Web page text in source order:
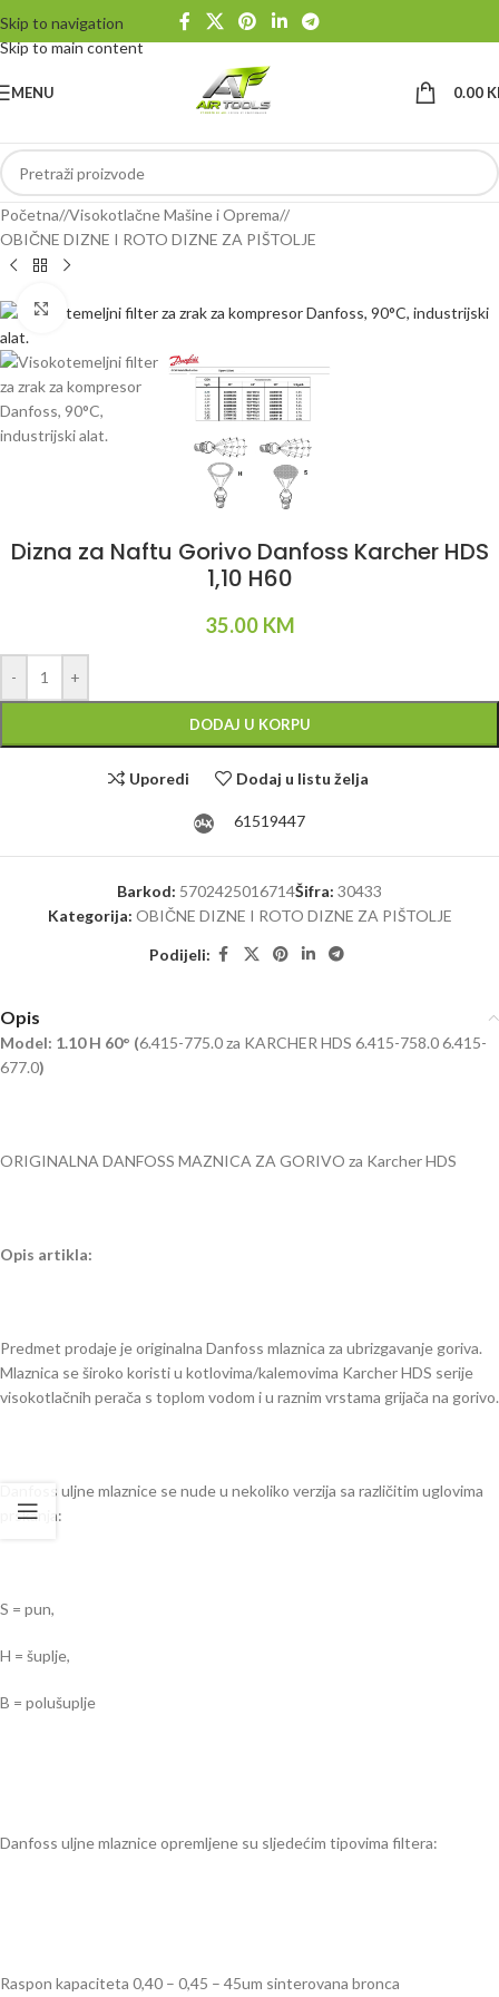
Skip to navigation
Skip to main content
MENU 0.00
Početna/ Visokotlačne Mašine i Oprema/
OBIČNE DIZNE I ROTO DIZNE ZA PIŠTOLJE
Klikni da uvećaš
Dizna za Naftu Gorivo Danfoss Karcher HDS
1,10 H60
35.00 KM
- +
DODAJ U KORPU
Uporedi Dodaj u listu želja
61519447
Barkod: 5702425016714Šifra: 30433
Kategorija: OBIČNE DIZNE I ROTO DIZNE ZA PIŠTOLJE
Podijeli:
Opis
Model: 1.10 H 60° (6.415-775.0 za KARCHER HDS 6.415-758.0 6.415-
677.0)
ORIGINALNA DANFOSS MAZNICA ZA GORIVO za Karcher HDS
Opis artikla:
Predmet prodaje je originalna Danfoss mlaznica za ubrizgavanje goriva.
Mlaznica se široko koristi u kotlovima/kalemovima Karcher HDS serije
visokotlačnih perača s toplom vodom i u raznim vrstama grijača na gorivo.
Danfoss uljne mlaznice se nude u nekoliko verzija sa različitim uglovima
prskanja:
S = pun,
H = šuplje,
B = polušuplje
Danfoss uljne mlaznice opremljene su sljedećim tipovima filtera:
Raspon kapaciteta 0,40 – 0,45 – 45um sinterovana bronca